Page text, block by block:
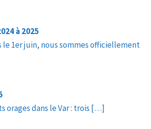
à 2025
le 1er juin, nous sommes officiellement
orages dans le Var : trois […]